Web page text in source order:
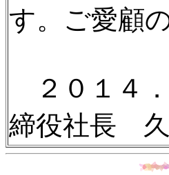
す。ご愛顧
２０１４
締役社長